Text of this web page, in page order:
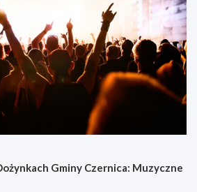
Gminy Czernica: Muzyczne